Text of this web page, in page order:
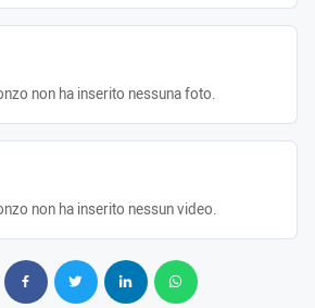
non ha inserito nessuna foto.
non ha inserito nessun video.